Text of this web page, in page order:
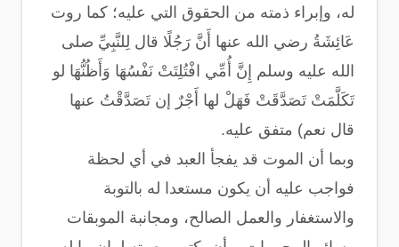
له، وإبراء ذمته من الحقوق التي عليه؛ كما روت
عَائِشَةُ رضي الله عنها أَنَّ رَجُلًا قال لِلنَّبِيِّ صلى
الله عليه وسلم إِنَّ أُمِّي افْتُلِتَتْ نَفْسُهَا وَأَظُنُّهَا لو
تَكَلَّمَتْ تَصَدَّقَتْ فَهَلْ لها أَجْرٌ إن تَصَدَّقْتُ عنها
قال نعم) متفق عليه.
وبما أن الموت قد يفجأ العبد في أي لحظة
فواجب عليه أن يكون مستعدا له بالتوبة
والاستغفار والعمل الصالح، ومجانبة الموبقات